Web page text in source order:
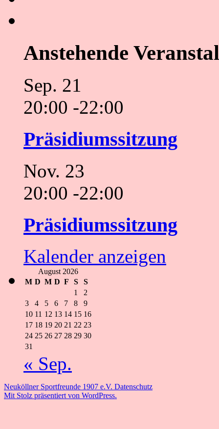
Anstehende
Sep. 21
20:00 -22:00
Präsidiumssitzung
Nov. 23
20:00 -22:00
Präsidiumssitzung
Kalender anzeigen
August 2026
M D M D F S
S
1
2
3
4 5 6 7 8
9
10 11 12 13 14 15 16
17 18 19 20 21 22 23
24 25 26 27 28 29 30
31
« Sep.
Neuköllner Sportfreunde 1907 e.V. Datenschutz
Mit Stolz präsentiert von WordPress.